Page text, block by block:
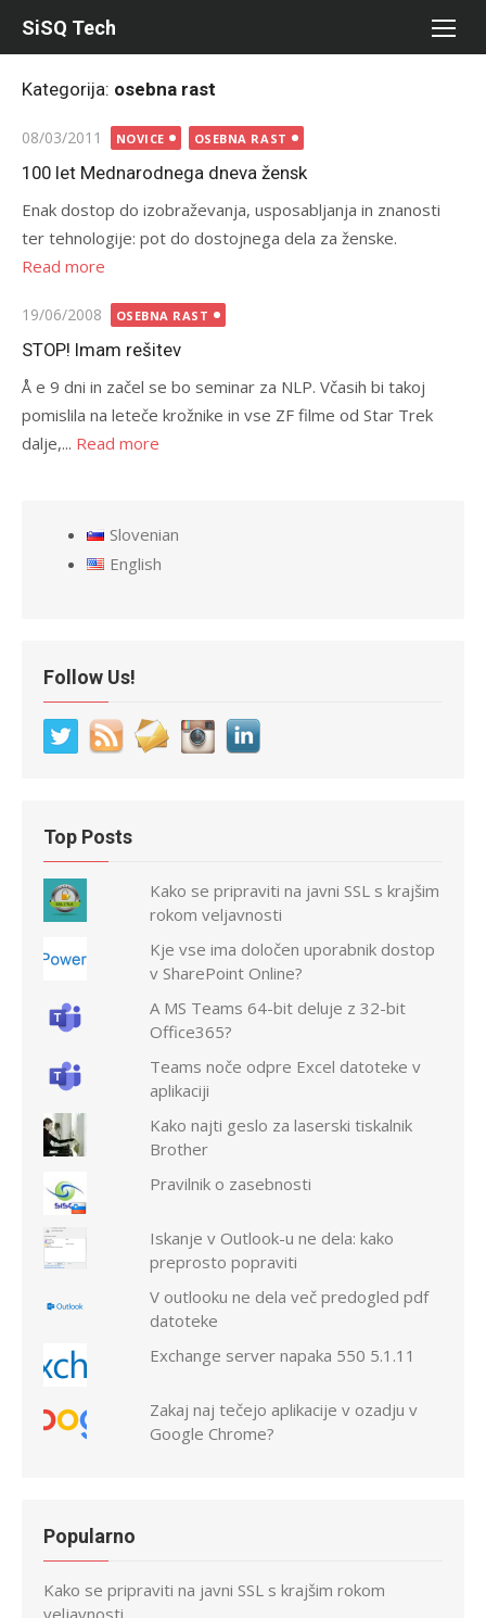
SiSQ Tech
Kategorija: osebna rast
Posted
on
08/03/2011 NOVICE OSEBNA RAST
100 let Mednarodnega dneva žensk
Enak dostop do izobraževanja, usposabljanja in znanosti
ter tehnologije: pot do dostojnega dela za ženske.
Read more
Posted
on
19/06/2008 OSEBNA RAST
STOP! Imam rešitev
Å e 9 dni in začel se bo seminar za NLP. Včasih bi takoj
pomislila na leteče krožnike in vse ZF filme od Star Trek
dalje,... Read more
Slovenian
English
Follow Us!
Top Posts
Kako se pripraviti na javni SSL s krajšim
rokom veljavnosti
Kje vse ima določen uporabnik dostop
v SharePoint Online?
A MS Teams 64-bit deluje z 32-bit
Office365?
Teams noče odpre Excel datoteke v
aplikaciji
Kako najti geslo za laserski tiskalnik
Brother
Pravilnik o zasebnosti
Iskanje v Outlook-u ne dela: kako
preprosto popraviti
V outlooku ne dela več predogled pdf
datoteke
Exchange server napaka 550 5.1.11
Zakaj naj tečejo aplikacije v ozadju v
Google Chrome?
Popularno
Kako se pripraviti na javni SSL s krajšim rokom
veljavnosti